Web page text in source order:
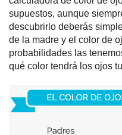
supuestos, aunque
descubrirlo deberás
de la madre y el color de
probabilidades las
qué color tendrá los ojos